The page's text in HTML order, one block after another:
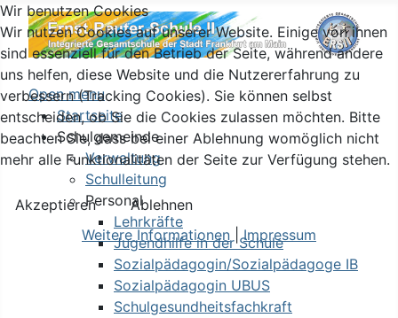
Open menu
Startseite
Schulgemeinde
Verwaltung
Schulleitung
Personal
Lehrkräfte
Jugendhilfe in der Schule
Sozialpädagogin/Sozialpädagoge IB
Sozialpädagogin UBUS
Schulgesundheitsfachkraft
Wir benutzen Cookies
Wir nutzen Cookies auf unserer Website. Einige von ihnen
sind essenziell für den Betrieb der Seite, während andere
uns helfen, diese Website und die Nutzererfahrung zu
verbessern (Tracking Cookies). Sie können selbst
entscheiden, ob Sie die Cookies zulassen möchten. Bitte
beachten Sie, dass bei einer Ablehnung womöglich nicht
mehr alle Funktionalitäten der Seite zur Verfügung stehen.
Akzeptieren
Ablehnen
Weitere Informationen |Impressum